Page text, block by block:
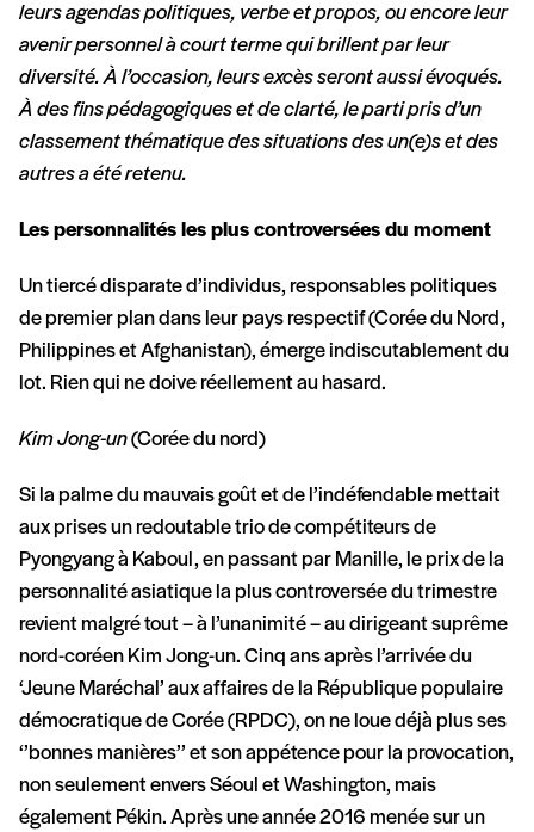
leurs agendas politiques, verbe et propos, ou encore leur
avenir personnel à court terme qui brillent par leur
diversité. À l’occasion, leurs excès seront aussi évoqués.
À des fins pédagogiques et de clarté, le parti pris d’un
classement thématique des situations des un(e)s et des
autres a été retenu.
Les personnalités les plus controversées du moment
Un tiercé disparate d’individus, responsables politiques
de premier plan dans leur pays respectif (Corée du Nord,
Philippines et Afghanistan), émerge indiscutablement du
lot. Rien qui ne doive réellement au hasard.
Kim Jong-un(Corée du nord)
Si la palme du mauvais goût et de l’indéfendable mettait
aux prises un redoutable trio de compétiteurs de
Pyongyang à Kaboul, en passant par Manille, le prix de la
personnalité asiatique la plus controversée du trimestre
revient malgré tout – à l’unanimité – au dirigeant suprême
nord-coréen Kim Jong-un. Cinq ans après l’arrivée du
‘Jeune Maréchal’ aux affaires de la République populaire
démocratique de Corée (RPDC), on ne loue déjà plus ses
‘’bonnes manières’’ et son appétence pour la provocation,
non seulement envers Séoul et Washington, mais
également Pékin. Après une année 2016 menée sur un